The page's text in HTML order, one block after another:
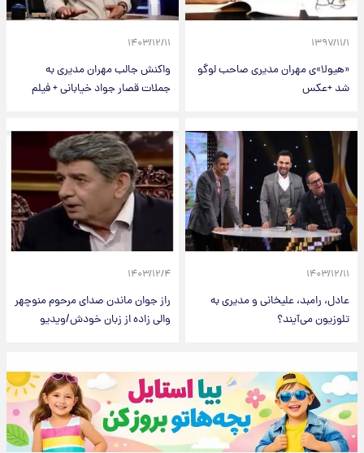
۱۳۹۷/۱۱/۱
«هیولا»ی مهران مدیری صاحب لوگو
شد +عکس
۱۴۰۳/۱۲/۱۱
واکنش جالب مهران مدیری به
جملات قصار جواد خیابانی + فیلم
۱۴۰۳/۱۲/۱۱
عادل، رامبد، علیخانی و مدیری به
تلوزیون می‌آیند؟
۱۴۰۳/۱۲/۴
راز جوان ماندن صدای مرحوم منوچهر
والی زاده از زبان خودش/ویدیو